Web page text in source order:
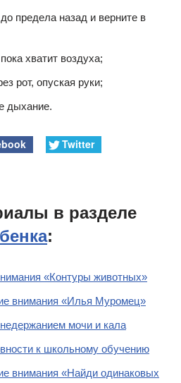
предела назад и верните в
хватит воздуха;
рот, опуская руки;
дыхание.
Twitter
в разделе
:
«Контуры животных»
внимания «Илья Муромец»
мочи и кала
к школьному обучению
внимания «Найди одинаковых